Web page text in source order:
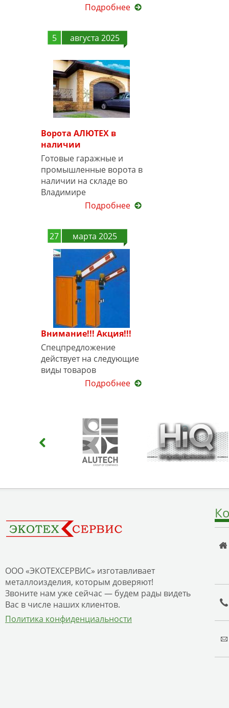
Подробнее
5 августа 2025
Ворота АЛЮТЕХ в
наличии
Готовые гаражные и
промышленные ворота в
наличии на складе во
Владимире
Подробнее
27 марта 2025
Внимание!!! Акция!!!
Спецпредложение
действует на следующие
виды товаров
Подробнее
ООО «ЭКОТЕХСЕРВИС» изготавливает
металлоизделия, которым доверяют!
Звоните нам уже сейчас — будем рады видеть
Вас в числе наших клиентов.
Политика конфиденциальности